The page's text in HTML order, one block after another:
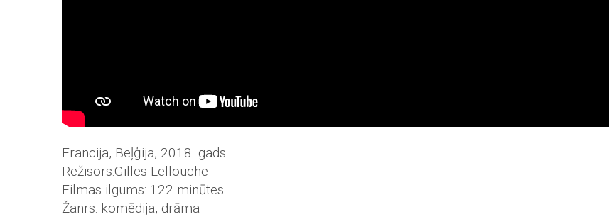
Francija, Beļģija, 2018. gads
Režisors:Gilles Lellouche
Filmas ilgums: 122 minūtes
Žanrs: komēdija, drāma